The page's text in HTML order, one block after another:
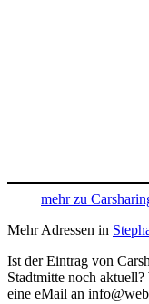
mehr zu
Mehr Adressen in
Ist der Eintrag von
Stadtmitte noch
eine eMail an